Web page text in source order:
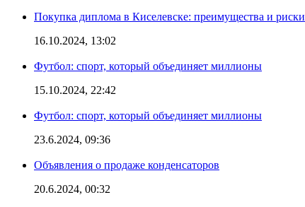
Покупка диплома в Киселевске: преимущества и риски
16.10.2024, 13:02
Футбол: спорт, который объединяет миллионы
15.10.2024, 22:42
Футбол: спорт, который объединяет миллионы
23.6.2024, 09:36
Объявления о продаже конденсаторов
20.6.2024, 00:32